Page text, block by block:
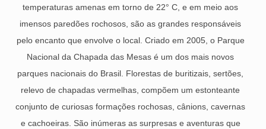
temperaturas amenas em torno de 22° C, e em meio aos
imensos paredões rochosos, são as grandes responsáveis
pelo encanto que envolve o local. Criado em 2005, o Parque
Nacional da Chapada das Mesas é um dos mais novos
parques nacionais do Brasil. Florestas de buritizais, sertões,
relevo de chapadas vermelhas, compõem um estonteante
conjunto de curiosas formações rochosas, cânions, cavernas
e cachoeiras. São inúmeras as surpresas e aventuras que